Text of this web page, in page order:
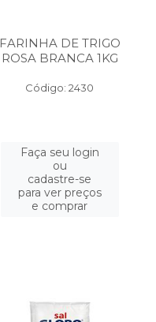
FARINHA DE TRIGO
ROSA BRANCA 1KG
Código: 2430
Faça seu login
ou
cadastre-se
para ver preços
e comprar